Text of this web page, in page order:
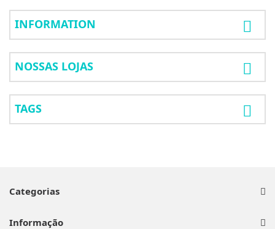
INFORMATION
NOSSAS LOJAS
TAGS
Categorias
Informação